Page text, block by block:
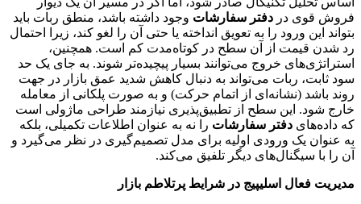
فروش قوی در دفتر سفارشات وجود داشته باشد، منطق ربات باید
بتواند این ورود را به تعویق انداخته یا حتی آن را لغو کند، زیرا احتمال
رد شدن قیمت از آن سطح در کوتاه‌مدت کم است. همچنین،
استراتژی‌های خروج می‌توانند بسیار پیچیده‌تر شوند. به جای یک حد
سود ثابت، ربات می‌تواند به دنبال کاهش شدید عمق بازار در جهت
روند باشد (نشانه‌ای از اتمام حرکت) و به صورت پلکانی از معامله
خارج شود. این سطح از تطبیق‌پذیری نیازمند طراحی ماژولی است
که داده‌های دفتر سفارشات را نه به عنوان اطلاعات تکمیلی، بلکه
به عنوان یک ورودی اولیه برای مدل تصمیم‌گیری در نظر می‌گیرد و
آن را با سیگنال‌های دیگر تلفیق می‌کند.
مدیریت فعال اسلیپیج در شرایط پرتلاطم بازار